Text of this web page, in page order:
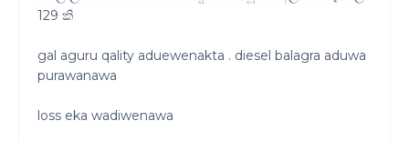
129 කි
gal aguru qality aduewenakta . diesel balagra aduwa
purawanawa
loss eka wadiwenawa